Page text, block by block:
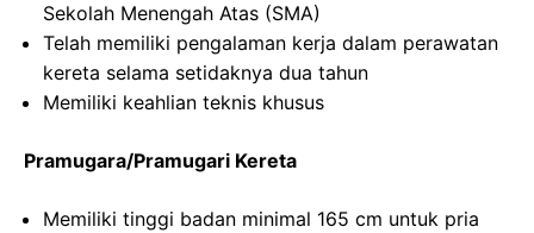
Sekolah Menengah Atas (SMA)
Telah memiliki pengalaman kerja dalam perawatan
kereta selama setidaknya dua tahun
Memiliki keahlian teknis khusus
Pramugara/Pramugari Kereta
Memiliki tinggi badan minimal 165 cm untuk pria